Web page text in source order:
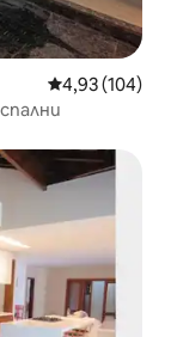
Средна
4,93 (104)